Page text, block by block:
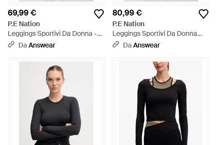
69,99 €
P.E Nation
Leggings Sportivi Da Donna -
NeroDaAnswear
80,99 €
P.E Nation
Leggings Sportivi Da Donna
Vita - Nero
DaAnswear